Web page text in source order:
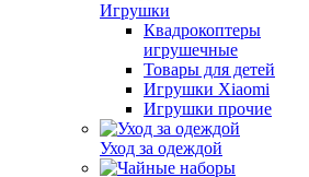
Игрушки
Квадрокоптеры
игрушечные
Товары для детей
Игрушки Xiaomi
Игрушки прочие
Уход за одеждой